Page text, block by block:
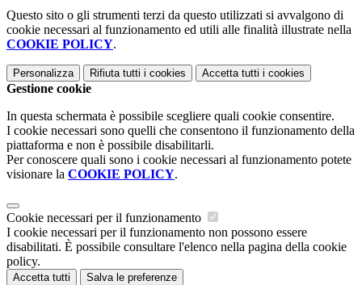
Questo sito o gli strumenti terzi da questo utilizzati si avvalgono di
cookie necessari al funzionamento ed utili alle finalità illustrate nella
COOKIE POLICY.
Personalizza Rifiuta tutti i cookies Accetta tutti i cookies
Gestione cookie
In questa schermata è possibile scegliere quali cookie consentire.
I cookie necessari sono quelli che consentono il funzionamento della
piattaforma e non è possibile disabilitarli.
Per conoscere quali sono i cookie necessari al funzionamento potete
visionare la COOKIE POLICY.
Cookie necessari per il funzionamento
I cookie necessari per il funzionamento non possono essere
disabilitati. È possibile consultare l'elenco nella pagina della cookie
policy.
Accetta tutti Salva le preferenze